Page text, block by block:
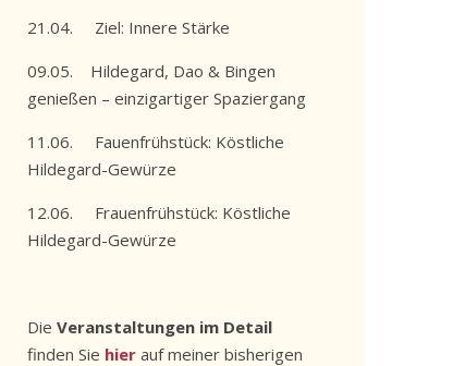
21.04. Ziel: Innere Stärke
09.05. Hildegard, Dao & Bingen
genießen – einzigartiger Spaziergang
11.06. Fauenfrühstück: Köstliche
Hildegard-Gewürze
12.06. Frauenfrühstück: Köstliche
Hildegard-Gewürze
Die Veranstaltungen im Detail
finden Sie hier auf meiner bisherigen